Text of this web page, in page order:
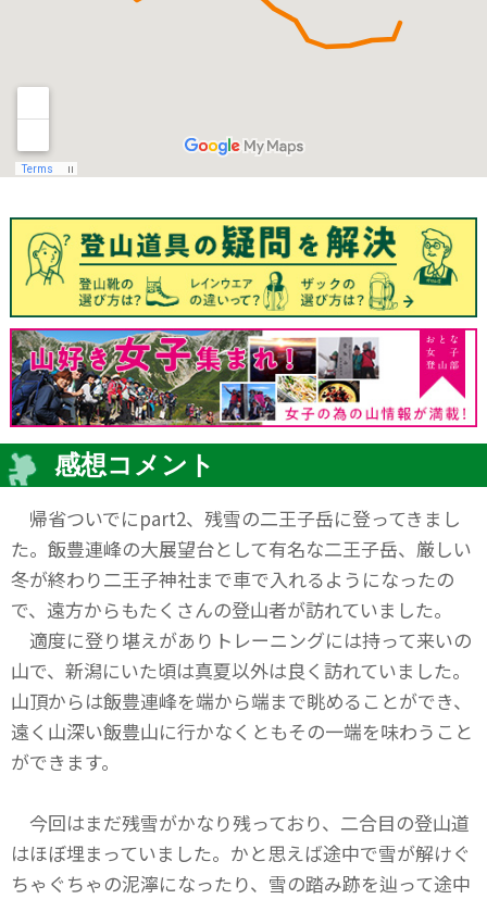
感想コメント
帰省ついでにpart2、残雪の二王子岳に登ってきまし
た。飯豊連峰の大展望台として有名な二王子岳、厳しい
冬が終わり二王子神社まで車で入れるようになったの
で、遠方からもたくさんの登山者が訪れていました。
適度に登り堪えがありトレーニングには持って来いの
山で、新潟にいた頃は真夏以外は良く訪れていました。
山頂からは飯豊連峰を端から端まで眺めることができ、
遠く山深い飯豊山に行かなくともその一端を味わうこと
ができます。
今回はまだ残雪がかなり残っており、二合目の登山道
はほぼ埋まっていました。かと思えば途中で雪が解けぐ
ちゃぐちゃの泥濘になったり、雪の踏み跡を辿って途中